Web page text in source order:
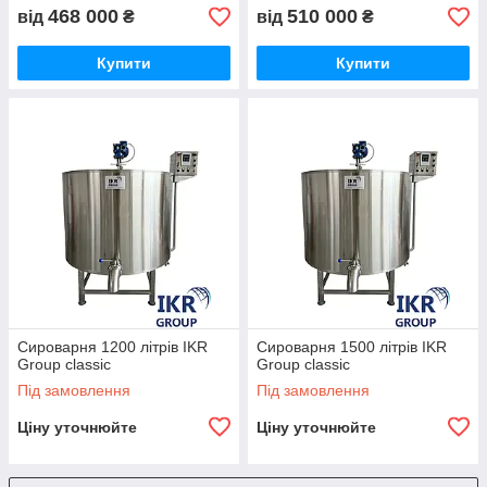
від 468 000 ₴
Купити
від 510 000 ₴
Купити
Сироварня 1200 літрів IKR
Group classic
Під замовлення
Ціну уточнюйте
Сироварня 1500 літрів IKR
Group classic
Під замовлення
Ціну уточнюйте